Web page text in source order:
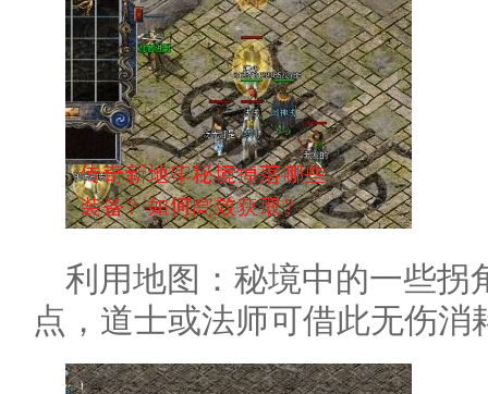
利用地图：秘境中的一些拐
点，道士或法师可借此无伤消